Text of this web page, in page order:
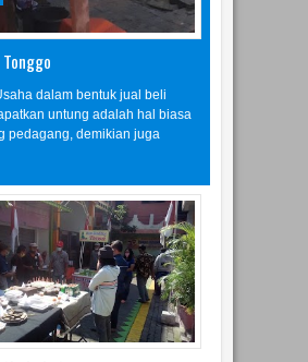
dalam bentuk jual beli
untung adalah hal biasa
pedagang, demikian juga
batas